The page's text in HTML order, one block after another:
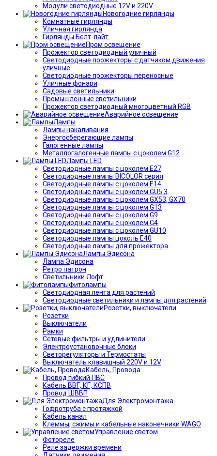
Модули светодиодные 12V и 220V
Новогодние гирлянды
Комнатные гирлянды
Уличная гирлянда
Гирлянды Белт-лайт
Пром освещение
Прожектор светодиодный уличный
Светодиодные прожекторы с датчиком движения
уличные
Светодиодные прожекторы переносные
Уличные фонари
Садовые светильники
Промышленные светильники
Прожектор светодиодный многоцветный RGB
Аварийное освещение
Лампы
Лампы накаливания
Энергосберегающие лампы
Галогенные лампы
Металлогалогенные лампы с цоколем G12
Лампы LED
Светодиодные лампы с цоколем E27
Светодиодные лампы BICOLOR серия
Светодиодные лампы с цоколем E14
Светодиодные лампы с цоколем GU5.3
Светодиодные лампы с цоколем GX53, GX70
Светодиодные лампы с цоколем G13
Светодиодные лампы с цоколем G9
Светодиодные лампы с цоколем G4
Светодиодные лампы с цоколем GU10
Светодиодные лампы цоколь Е40
Светодиодные лампы для прожектора
Лампы Эдисона
Лампа Эдисона
Ретро патрон
Светильники Лофт
Фитолампы
Светодиодная лента для растений
Светодиодные светильники и лампы для растений
Розетки, выключатели
Розетки
Выключатели
Рамки
Сетевые фильтры и удлинители
Электроустановочные блоки
Светорегуляторы и Термостаты
Выключатель клавишный 220V и 12V
Кабель, Провода
Провод гибкий ПВС
Кабель ВВГ, КГ, КСПВ
Провод ШВВП
Для Электромонтажа
Гофротруба с протяжкой
Кабель канал
Клеммы, сжимы и кабельные наконечники WAGO
Управление светом
Фотореле
Реле задержки времени